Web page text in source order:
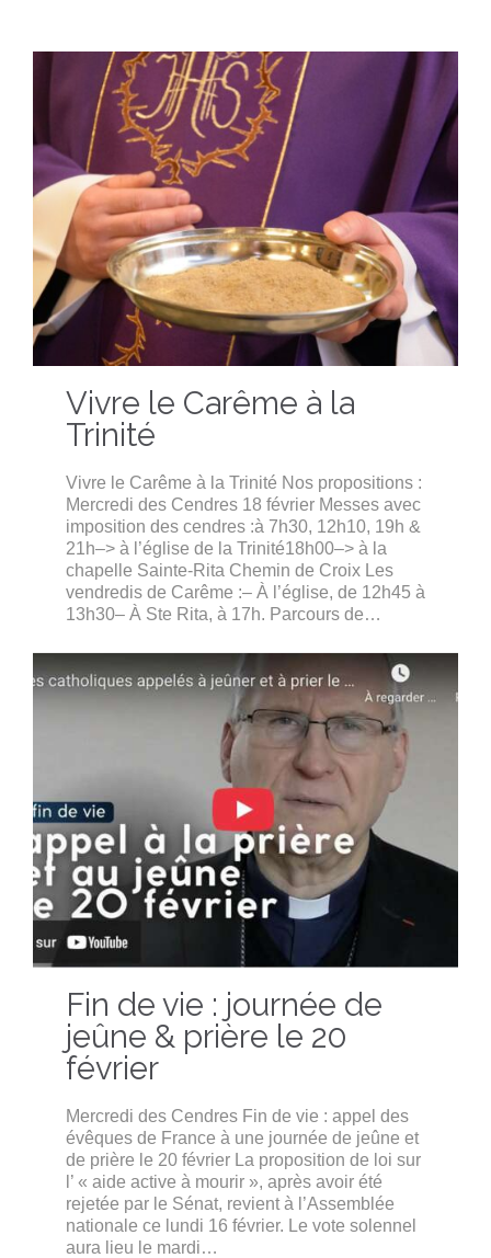
Vivre le Carême à la
Trinité
Vivre le Carême à la Trinité Nos propositions :
Mercredi des Cendres 18 février Messes avec
imposition des cendres :à 7h30, 12h10, 19h &
21h–> à l’église de la Trinité18h00–> à la
chapelle Sainte-Rita Chemin de Croix Les
vendredis de Carême :– À l’église, de 12h45 à
13h30– À Ste Rita, à 17h. Parcours de…
Fin de vie : journée de
jeûne & prière le 20
février
Mercredi des Cendres Fin de vie : appel des
évêques de France à une journée de jeûne et
de prière le 20 février La proposition de loi sur
l’ « aide active à mourir », après avoir été
rejetée par le Sénat, revient à l’Assemblée
nationale ce lundi 16 février. Le vote solennel
aura lieu le mardi…